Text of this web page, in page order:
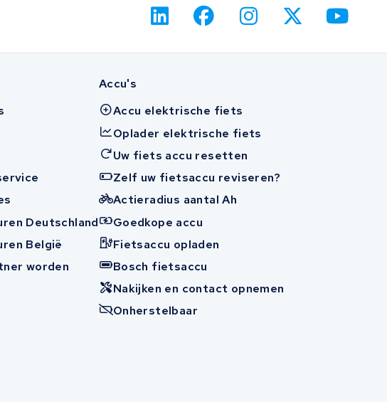
Deutschland
België
worden
Accu's
Accu elektrische fiets
Oplader elektrische fiets
Uw fiets accu resetten
Zelf uw fietsaccu reviseren?
Actieradius aantal Ah
Goedkope accu
Fietsaccu opladen
Bosch fietsaccu
Nakijken en contact opnemen
Onherstelbaar